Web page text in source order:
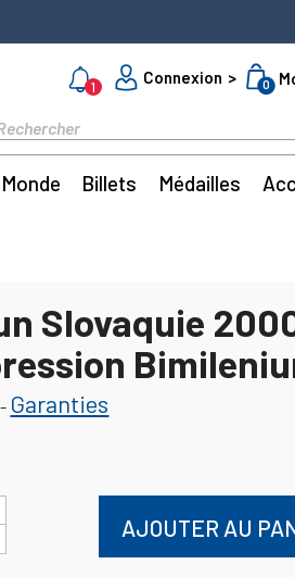
1
Connexion 0
Monde Billets Médailles
Slovaquie
Garanties
AJOUTER AU